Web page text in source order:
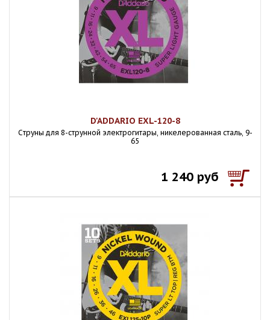
D'ADDARIO EXL-120-8
Cтруны для 8-струнной электрогитары, никелерованная сталь, 9-
65
1 240 руб